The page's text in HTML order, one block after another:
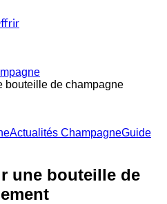
bouteille de champagne
Actualités ChampagneGuide
une bouteille de